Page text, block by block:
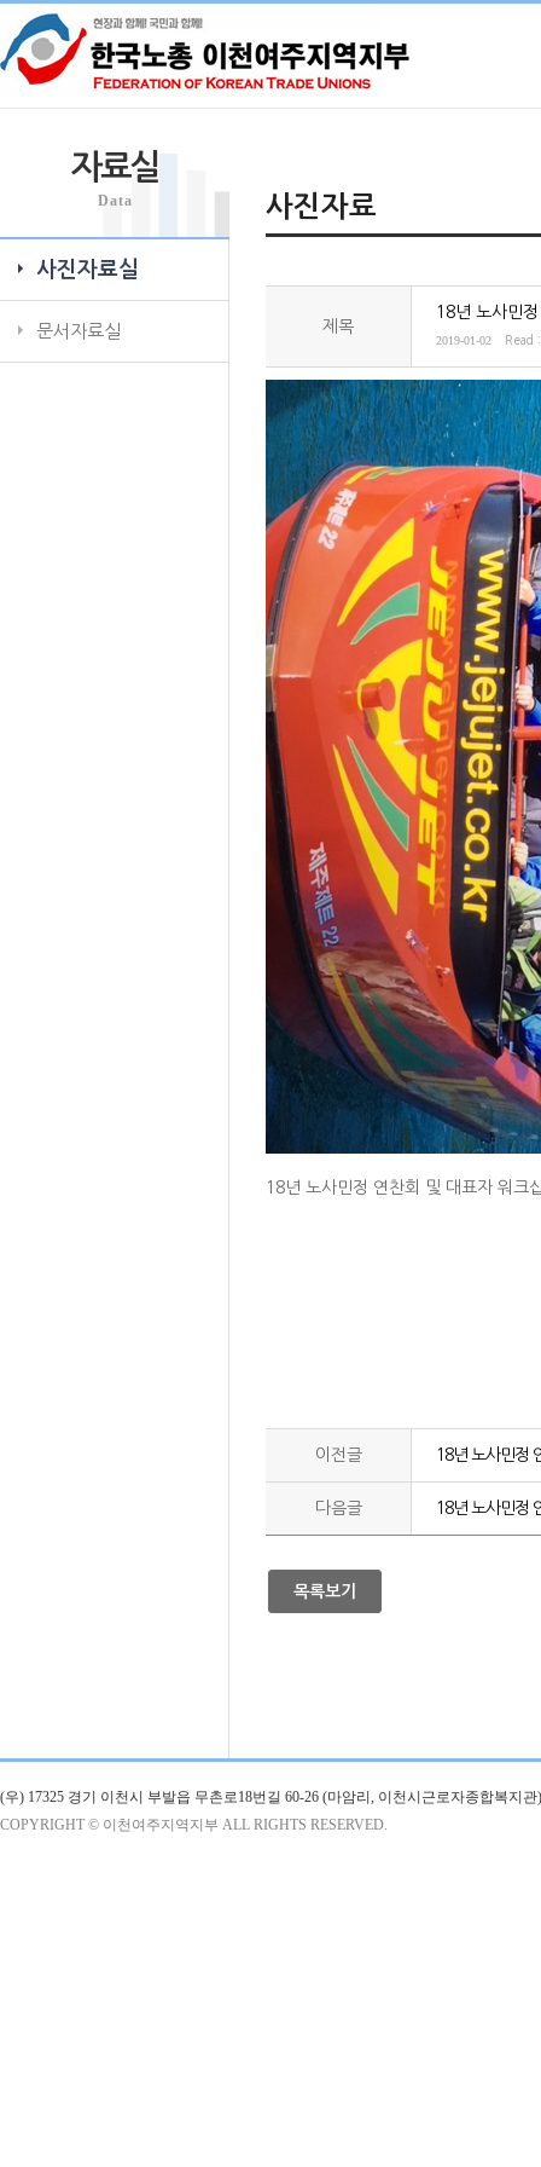
자료실
Data
사진자료실
문서자료실
사진자료
제목
18년 노사민
2019-01-02 Read
18년 노사민정 연찬회 및 대표자 워크
이전글 18년 노사민정
다음글 18년 노사민정
목록보기
(우) 17325 경기 이천시 부발읍 무촌로18번길 60-26 (마암리, 이천시근로자종합복지관
COPYRIGHT © 이천여주지역지부 ALL RIGHTS RESERVED.